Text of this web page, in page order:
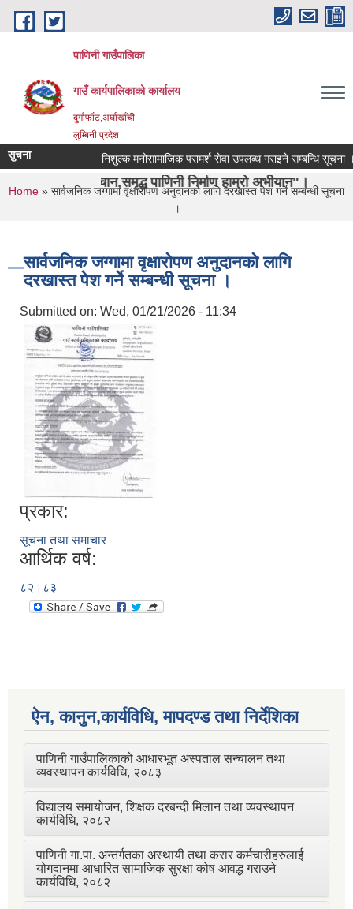
Skip to main content
पाणिनी गाउँपालिका
गाउँ कार्यपालिकाको कार्यालय
दुर्गाफाँट,अर्घाखाँची
लुम्बिनी प्रदेश
पाणिनी निर्माण हाम्रो अभीयान"।
सुचना निशुल्क मनोसामाजिक परामर्श सेवा उपलब्ध गराइने सम्बन्धि सूचना ।
You are here
Home » सार्वजनिक जग्गामा वृक्षारोपण अनुदानको लागि दरखास्त पेश गर्ने सम्बन्धी सूचना
।
सार्वजनिक जग्गामा वृक्षारोपण अनुदानको लागि
दरखास्त पेश गर्ने सम्बन्धी सूचना ।
Submitted on: Wed, 01/21/2026 - 11:34
प्रकार:
सूचना तथा समाचार
आर्थिक वर्ष:
८२।८३
ऐन, कानुन,कार्यविधि, मापदण्ड तथा निर्देशिका
पाणिनी गाउँपालिकाको आधारभूत अस्पताल सन्चालन तथा
व्यवस्थापन कार्यविधि, २०८३
विद्यालय समायोजन, शिक्षक दरबन्दी मिलान तथा व्यवस्थापन
कार्यविधि, २०८२
पाणिनी गा.पा. अन्तर्गतका अस्थायी तथा करार कर्मचारीहरुलाई
योगदानमा आधारित सामाजिक सुरक्षा कोष आवद्ध गराउने
कार्यविधि, २०८२